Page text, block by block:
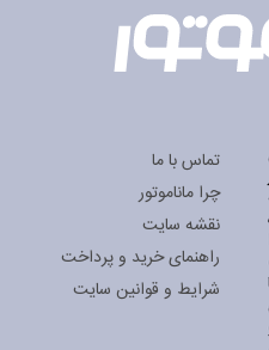
تماس با ما
چرا ماناموتور
نقشه سایت
راهنمای خرید و پرداخت
شرایط و قوانین سایت